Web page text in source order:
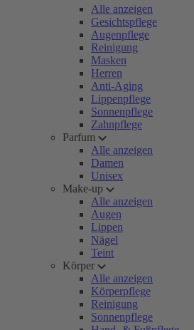
Alle anzeigen
Gesichtspflege
Augenpflege
Reinigung
Masken
Herren
Anti-Aging
Lippenpflege
Sonnenpflege
Zahnpflege
Parfum
Alle anzeigen
Damen
Unisex
Make-up
Alle anzeigen
Augen
Lippen
Nägel
Teint
Körper
Alle anzeigen
Körperpflege
Reinigung
Sonnenpflege